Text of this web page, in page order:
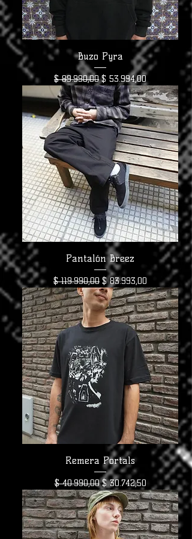
Buzo Pyra
Precio
$ 89.990,00Precio de oferta
$ 53.994,00
Pantalón Breez
Precio
$ 119.990,00 Precio de oferta
$ 83.993,00
Remera Portals
Precio
$ 40.990,00Precio de oferta
$ 30.742,50